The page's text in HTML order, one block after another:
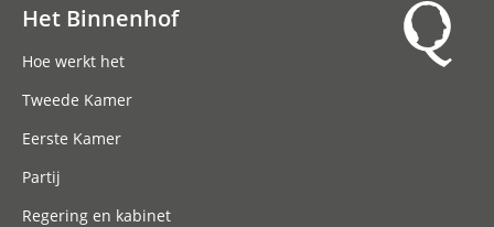
Het Binnenhof
Hoe werkt het
Tweede Kamer
Eerste Kamer
Partij
Regering en kabinet